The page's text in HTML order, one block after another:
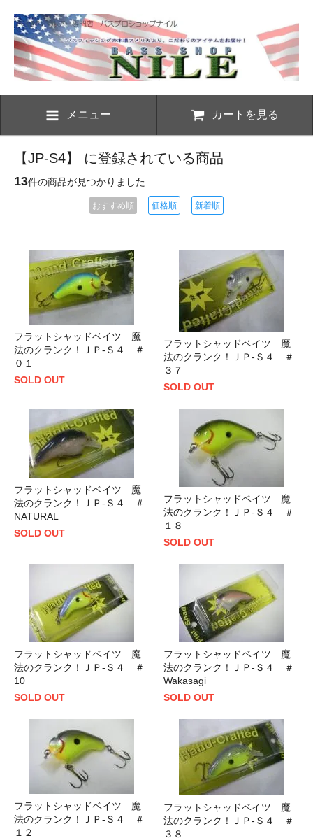
メニュー カートを見る
【JP-S4】 に登録されている商品
13件の商品が見つかりました
おすすめ順 価格順 新着順
フラットシャッドベイツ 魔
法のクランク！ＪＰ-Ｓ４ ＃
０１
SOLD OUT
フラットシャッドベイツ 魔
法のクランク！ＪＰ-Ｓ４ ＃
３７
SOLD OUT
フラットシャッドベイツ 魔
法のクランク！ＪＰ-Ｓ４ ＃
NATURAL
SOLD OUT
フラットシャッドベイツ 魔
法のクランク！ＪＰ-Ｓ４ ＃
１８
SOLD OUT
フラットシャッドベイツ 魔
法のクランク！ＪＰ-Ｓ４ ＃
10
SOLD OUT
フラットシャッドベイツ 魔
法のクランク！ＪＰ-Ｓ４ ＃
Wakasagi
SOLD OUT
フラットシャッドベイツ 魔
法のクランク！ＪＰ-Ｓ４ ＃
１２
フラットシャッドベイツ 魔
法のクランク！ＪＰ-Ｓ４ ＃
３８